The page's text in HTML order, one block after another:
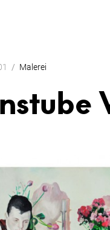
Malerei